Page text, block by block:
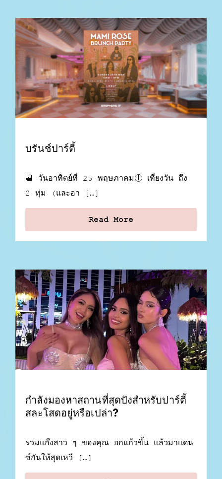
บรันช์ปาร์ตี้
📆 วันอาทิตย์ที่ 25 พฤษภาคม🕕 เที่ยงวัน ถึง
2 ทุ่ม (และอา […]
Read More
กำลังมองหาสถานที่สุดปังสำหรับปาร์ตี้
สละโสดอยู่หรือเปล่า?
รวมแก๊งสาว ๆ ของคุณ ยกแก้วขึ้น แล้วมาแดน
ซ์กันให้สุดเหวี […]